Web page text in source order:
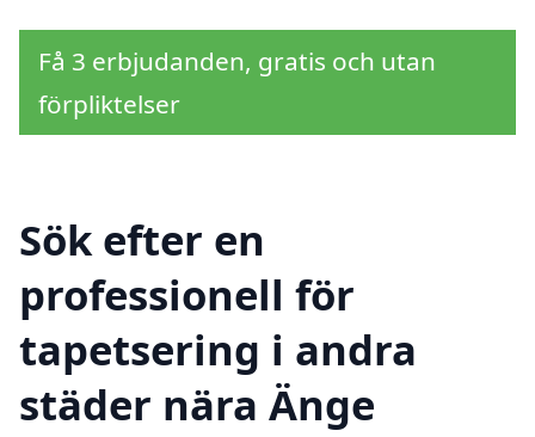
Få 3 erbjudanden, gratis och utan
förpliktelser
Sök efter en
professionell för
tapetsering i andra
städer nära Änge